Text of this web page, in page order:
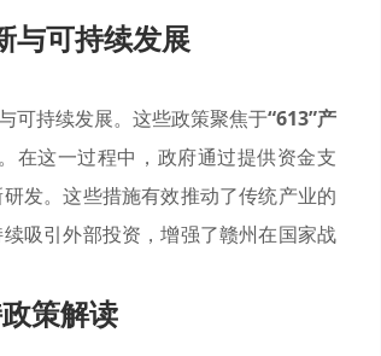
与可持续发展
可持续发展。这些政策聚焦于“613”产
在这一过程中，政府通过提供资金支
发。这些措施有效推动了传统产业的
吸引外部投资，增强了赣州在国家战
策解读